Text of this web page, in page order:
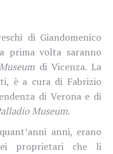
di Giandomenico
prima volta saranno
di Vicenza. La
è a cura di Fabrizio
di Verona e di
Museum.
anni, erano
proprietari che li